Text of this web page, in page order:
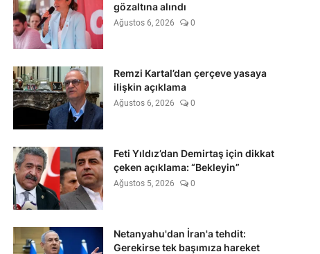
gözaltına alındı
Ağustos 6, 2026 0
Remzi Kartal’dan çerçeve yasaya
ilişkin açıklama
Ağustos 6, 2026 0
Feti Yıldız’dan Demirtaş için dikkat
çeken açıklama: “Bekleyin”
Ağustos 5, 2026 0
Netanyahu'dan İran'a tehdit:
Gerekirse tek başımıza hareket